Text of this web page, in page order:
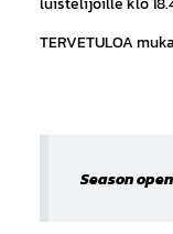
TERVETULOA
Season